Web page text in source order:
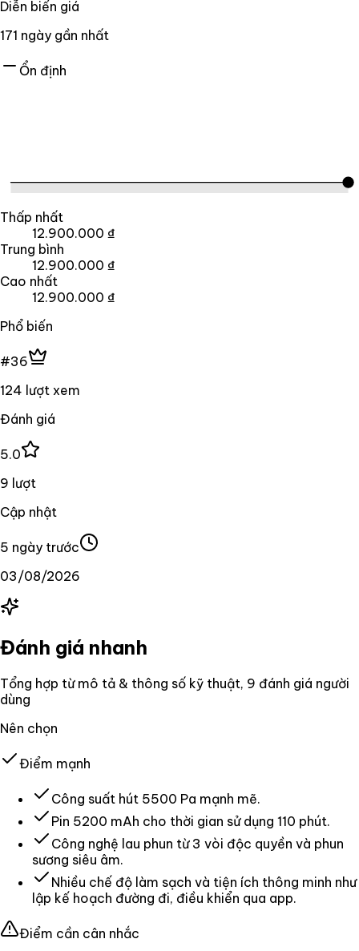
Diễn biến giá
171 ngày gần nhất
Ổn định
Thấp nhất
12.900.000 ₫
Trung bình
12.900.000 ₫
Cao nhất
12.900.000 ₫
Phổ biến
#36
124 lượt xem
Đánh giá
5.0
9 lượt
Cập nhật
5 ngày trước
03/08/2026
Đánh giá nhanh
Tổng hợp từ mô tả & thông số kỹ thuật, 9 đánh giá người
dùng
Nên chọn
Điểm mạnh
Công suất hút 5500 Pa mạnh mẽ.
Pin 5200 mAh cho thời gian sử dụng 110 phút.
Công nghệ lau phun từ 3 vòi độc quyền và phun
sương siêu âm.
Nhiều chế độ làm sạch và tiện ích thông minh như
lập kế hoạch đường đi, điều khiển qua app.
Điểm cần cân nhắc